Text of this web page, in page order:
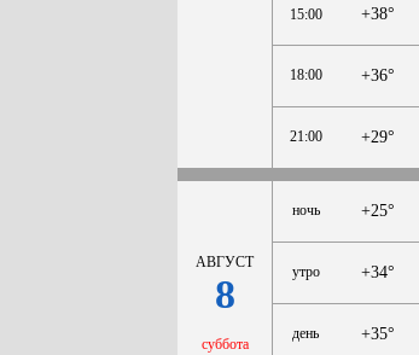
15:00 +38°
18:00 +36°
21:00 +29°
АВГУСТ
8
суббота
ночь +25°
утро +34°
день +35°